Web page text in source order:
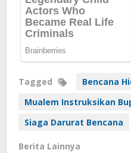
Tagged
Bencana
Mualem Instruksikan
Siaga Darurat Bencana
Berita Lainnya